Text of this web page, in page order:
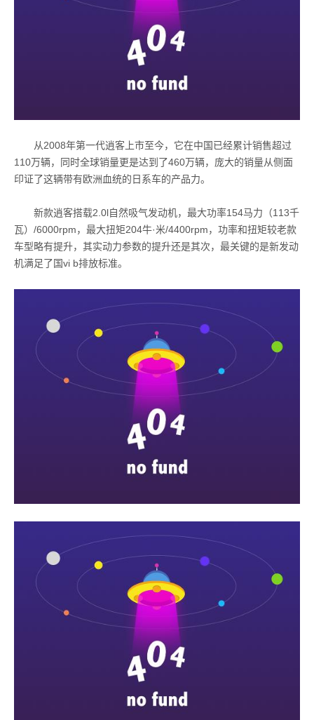
从2008年第一代逍客上市至今，它在中国已经累计销售超过
110万辆，同时全球销量更是达到了460万辆，庞大的销量从侧面
印证了这辆带有欧洲血统的日系车的产品力。
新款逍客搭载2.0l自然吸气发动机，最大功率154马力（113千
瓦） /6000rpm，最大扭矩204牛·米/4400rpm，功率和扭矩较老款
车型略有提升，其实动力参数的提升还是其次，最关键的是新发动
机满足了国vi b排放标准。